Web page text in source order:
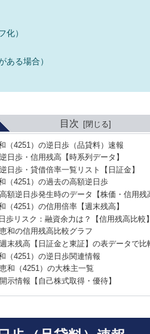
化）
ある場合）
目次
（4251）の逆日歩（品貸料）速報
逆日歩・信用残高【時系列データ】
逆日歩・貸借倍率一覧リスト【日証金】
（4251）の過去の高額逆日歩
高額逆日歩発生時のデータ【株価・信用残
（4251）の信用倍率【週末残高】
歩リスク：融資余力は？【信用残高比較】
恵和の信用残高比較グラフ
週末残高【日証金と東証】の表データで比
（4251）の逆日歩関連情報
恵和（4251）の大株主一覧
開示情報【自己株式取得・優待】